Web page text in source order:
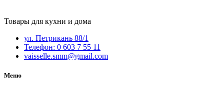
Товары для кухни и дома
ул. Петрикань 88/1
Телефон: 0 603 7 55 11
vaisselle.smm@gmail.com
Меню